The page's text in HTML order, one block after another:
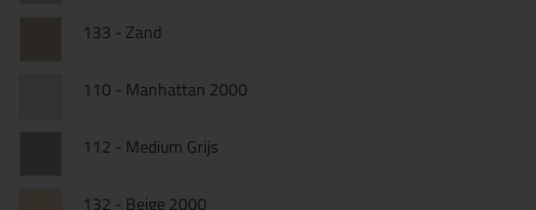
133 - Zand
110 - Manhattan 2000
112 - Medium Grijs